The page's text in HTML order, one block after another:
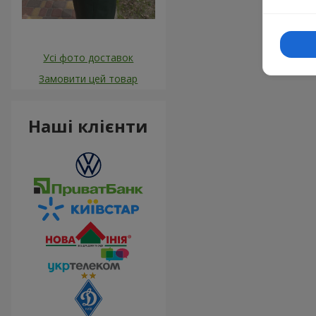
Усі фото доставок
Замовити цей товар
Наші клієнти